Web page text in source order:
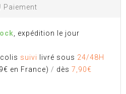
Paiement
, expédition le jour
colis suivi livré sous 24/48H
en France) / dès 7,90€